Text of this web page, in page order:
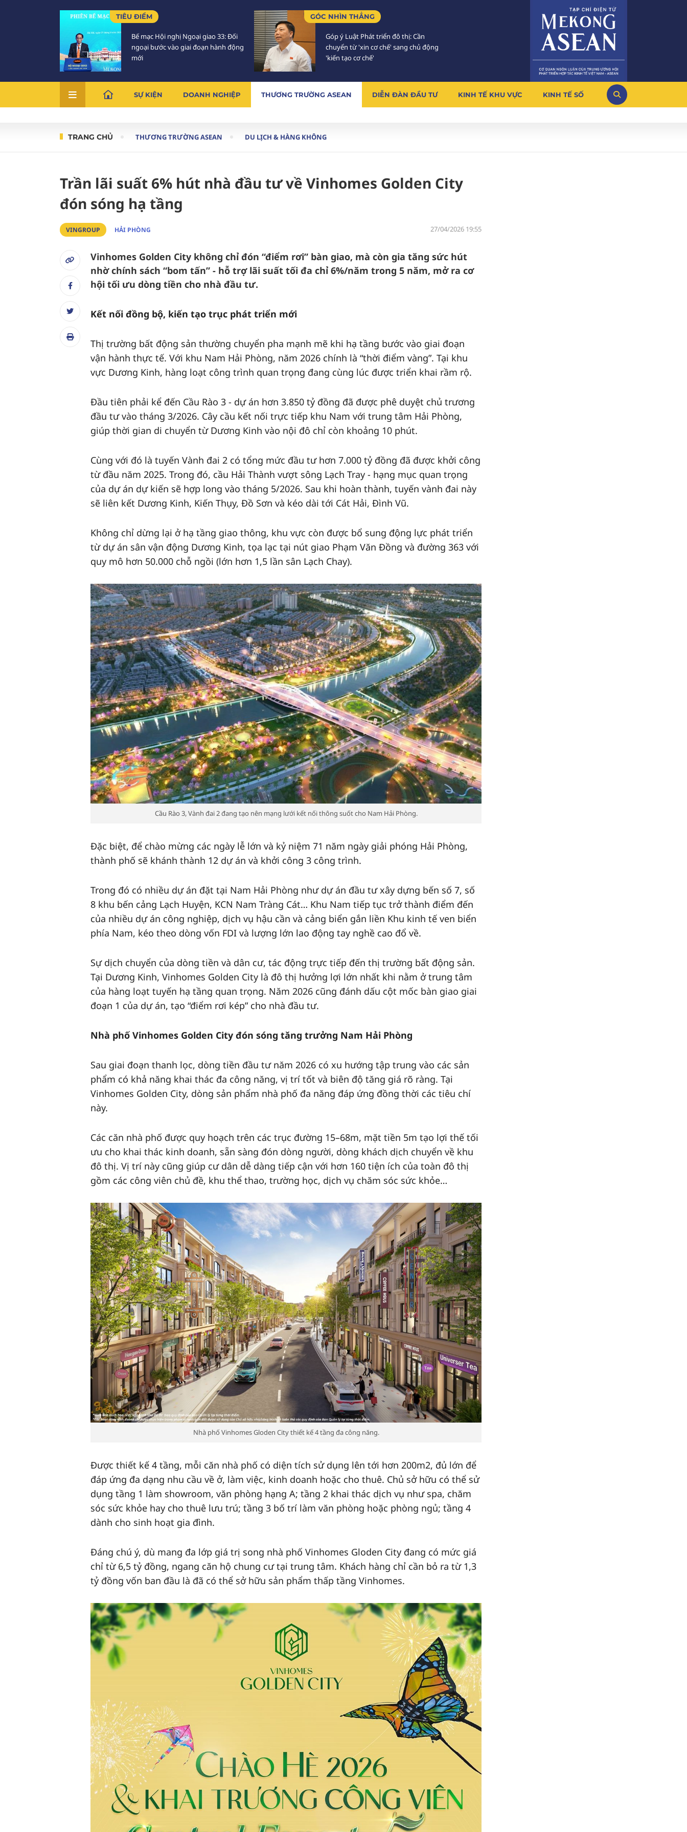
TIÊU ĐIỂM
Bế mạc Hội nghị Ngoại giao 33: Đối
ngoại bước vào giai đoạn hành động
mới
GÓC NHÌN THẲNG
Góp ý Luật Phát triển đô thị: Cần
chuyển từ 'xin cơ chế' sang chủ động
'kiến tạo cơ chế'
SỰ KIỆN DOANH NGHIỆP THƯƠNG TRƯỜNG ASEAN DIỄN ĐÀN ĐẦU TƯ KINH TẾ KHU VỰC KINH TẾ SỐ
TRANG CHỦ THƯƠNG TRƯỜNG ASEAN DU LỊCH & HÀNG KHÔNG
Trần lãi suất 6% hút nhà đầu tư về Vinhomes Golden City
đón sóng hạ tầng
VINGROUP HẢI PHÒNG 27/04/2026 19:55
Vinhomes Golden City không chỉ đón “điểm rơi” bàn giao, mà còn gia tăng sức hút
nhờ chính sách “bom tấn” - hỗ trợ lãi suất tối đa chỉ 6%/năm trong 5 năm, mở ra cơ
hội tối ưu dòng tiền cho nhà đầu tư.
Kết nối đồng bộ, kiến tạo trục phát triển mới
Thị trường bất động sản thường chuyển pha mạnh mẽ khi hạ tầng bước vào giai đoạn
vận hành thực tế. Với khu Nam Hải Phòng, năm 2026 chính là “thời điểm vàng”. Tại khu
vực Dương Kinh, hàng loạt công trình quan trọng đang cùng lúc được triển khai rầm rộ.
Đầu tiên phải kể đến Cầu Rào 3 - dự án hơn 3.850 tỷ đồng đã được phê duyệt chủ trương
đầu tư vào tháng 3/2026. Cây cầu kết nối trực tiếp khu Nam với trung tâm Hải Phòng,
giúp thời gian di chuyển từ Dương Kinh vào nội đô chỉ còn khoảng 10 phút.
Cùng với đó là tuyến Vành đai 2 có tổng mức đầu tư hơn 7.000 tỷ đồng đã được khởi công
từ đầu năm 2025. Trong đó, cầu Hải Thành vượt sông Lạch Tray - hạng mục quan trọng
của dự án dự kiến sẽ hợp long vào tháng 5/2026. Sau khi hoàn thành, tuyến vành đai này
sẽ liên kết Dương Kinh, Kiến Thụy, Đồ Sơn và kéo dài tới Cát Hải, Đình Vũ.
Không chỉ dừng lại ở hạ tầng giao thông, khu vực còn được bổ sung động lực phát triển
từ dự án sân vận động Dương Kinh, tọa lạc tại nút giao Phạm Văn Đồng và đường 363 với
quy mô hơn 50.000 chỗ ngồi (lớn hơn 1,5 lần sân Lạch Chay).
Cầu Rào 3, Vành đai 2 đang tạo nên mạng lưới kết nối thông suốt cho Nam Hải Phòng.
Đặc biệt, để chào mừng các ngày lễ lớn và kỷ niệm 71 năm ngày giải phóng Hải Phòng,
thành phố sẽ khánh thành 12 dự án và khởi công 3 công trình.
Trong đó có nhiều dự án đặt tại Nam Hải Phòng như dự án đầu tư xây dựng bến số 7, số
8 khu bến cảng Lạch Huyện, KCN Nam Tràng Cát… Khu Nam tiếp tục trở thành điểm đến
của nhiều dự án công nghiệp, dịch vụ hậu cần và cảng biển gắn liền Khu kinh tế ven biển
phía Nam, kéo theo dòng vốn FDI và lượng lớn lao động tay nghề cao đổ về.
Sự dịch chuyển của dòng tiền và dân cư, tác động trực tiếp đến thị trường bất động sản.
Tại Dương Kinh, Vinhomes Golden City là đô thị hưởng lợi lớn nhất khi nằm ở trung tâm
của hàng loạt tuyến hạ tầng quan trọng. Năm 2026 cũng đánh dấu cột mốc bàn giao giai
đoạn 1 của dự án, tạo “điểm rơi kép” cho nhà đầu tư.
Nhà phố Vinhomes Golden City đón sóng tăng trưởng Nam Hải Phòng
Sau giai đoạn thanh lọc, dòng tiền đầu tư năm 2026 có xu hướng tập trung vào các sản
phẩm có khả năng khai thác đa công năng, vị trí tốt và biên độ tăng giá rõ ràng. Tại
Vinhomes Golden City, dòng sản phẩm nhà phố đa năng đáp ứng đồng thời các tiêu chí
này.
Các căn nhà phố được quy hoạch trên các trục đường 15–68m, mặt tiền 5m tạo lợi thế tối
ưu cho khai thác kinh doanh, sẵn sàng đón dòng người, dòng khách dịch chuyển về khu
đô thị. Vị trí này cũng giúp cư dân dễ dàng tiếp cận với hơn 160 tiện ích của toàn đô thị
gồm các công viên chủ đề, khu thể thao, trường học, dịch vụ chăm sóc sức khỏe…
Nhà phố Vinhomes Gloden City thiết kế 4 tầng đa công năng.
Được thiết kế 4 tầng, mỗi căn nhà phố có diện tích sử dụng lên tới hơn 200m2, đủ lớn để
đáp ứng đa dạng nhu cầu về ở, làm việc, kinh doanh hoặc cho thuê. Chủ sở hữu có thể sử
dụng tầng 1 làm showroom, văn phòng hạng A; tầng 2 khai thác dịch vụ như spa, chăm
sóc sức khỏe hay cho thuê lưu trú; tầng 3 bố trí làm văn phòng hoặc phòng ngủ; tầng 4
dành cho sinh hoạt gia đình.
Đáng chú ý, dù mang đa lớp giá trị song nhà phố Vinhomes Gloden City đang có mức giá
chỉ từ 6,5 tỷ đồng, ngang căn hộ chung cư tại trung tâm. Khách hàng chỉ cần bỏ ra từ 1,3
tỷ đồng vốn ban đầu là đã có thể sở hữu sản phẩm thấp tầng Vinhomes.